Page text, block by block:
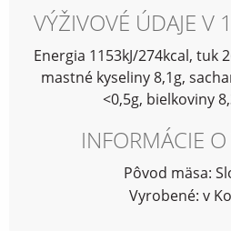
VÝŽIVOVÉ ÚDAJE V
Energia 1153kJ/274kcal, tuk
mastné kyseliny 8,1g,
<0,5g, bielkoviny
INFORMÁCIE
Pôvod mäsa:
Vyrobené: v